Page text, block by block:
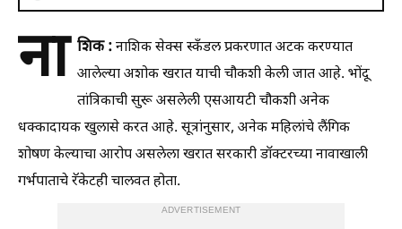
ना शिक :नाशिक सेक्स स्कँडल प्रकरणात अटक करण्यात
आलेल्या अशोक खरात याची चौकशी केली जात आहे. भोंदू
तांत्रिकाची सुरू असलेली एसआयटी चौकशी अनेक
धक्कादायक खुलासे करत आहे. सूत्रांनुसार, अनेक महिलांचे लैंगिक
शोषण केल्याचा आरोप असलेला खरात सरकारी डॉक्टरच्या नावाखाली
गर्भपाताचे रॅकेटही चालवत होता.
ADVERTISEMENT